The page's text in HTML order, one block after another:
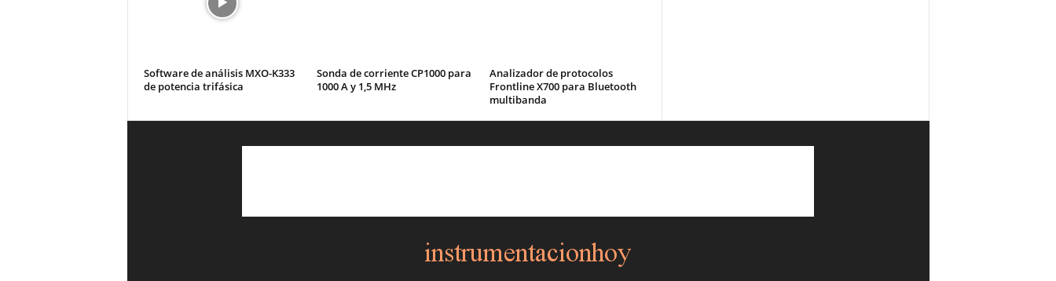
Software de análisis MXO-K333
de potencia trifásica
Sonda de corriente CP1000 para
1000 A y 1,5 MHz
Analizador de protocolos
Frontline X700 para Bluetooth
multibanda